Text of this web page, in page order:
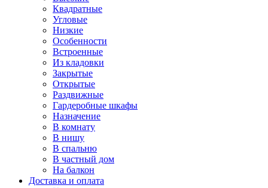
Квадратные
Угловые
Низкие
Особенности
Встроенные
Из кладовки
Закрытые
Открытые
Раздвижные
Гардеробные шкафы
Назначение
В комнату
В нишу
В спальню
В частный дом
На балкон
Доставка и оплата